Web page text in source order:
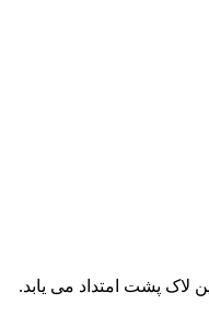
لاک پشت امتداد می یابد.